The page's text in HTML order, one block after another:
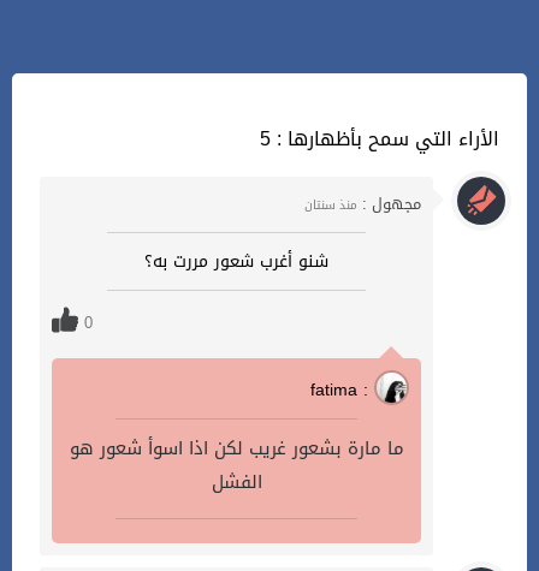
5 : الأراء التي سمح بأظهارها
مجهول : منذ سنتان
شنو أغرب شعور مررت به؟
0
fatima :
ما مارة بشعور غريب لكن اذا اسوأ شعور هو
الفشل